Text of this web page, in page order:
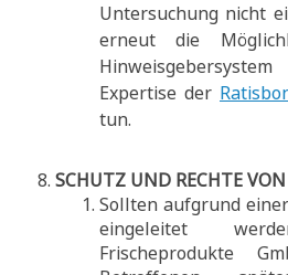
Untersuchung nicht
erneut die
Expertise der
tun.
SCHUTZ UND RECHTE
Sollten aufgrund
eingeleitet
Frischeprodukte